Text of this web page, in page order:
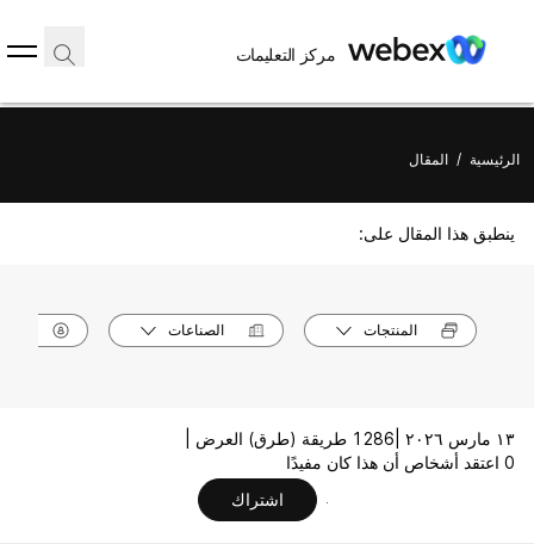
مركز التعليمات
الرئيسية / المقال
ينطبق هذا المقال على:
المنتجات الصناعات
١٣ مارس ٢٠٢٦ |
1286 طريقة (طرق) العرض |
0 اعتقد أشخاص أن هذا كان مفيدًا
اشتراك